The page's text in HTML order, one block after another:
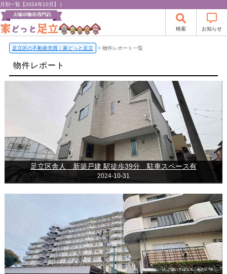
月別一覧【2024年10月】 |
検索 お知らせ
足立区の不動産売買｜家どっと足立 > 物件レポート一覧
物件レポート
足立区舎人 新築戸建 駅徒歩39分 駐車スペース有
2024-10-31